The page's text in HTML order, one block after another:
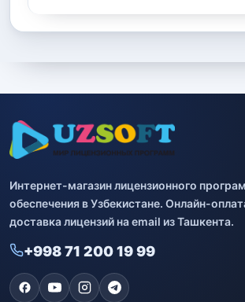
Интернет-магазин лицензионного
обеспечения в Узбекистане. Онлайн-
доставка лицензий на email из Ташкента.
+998 71 200 19 99